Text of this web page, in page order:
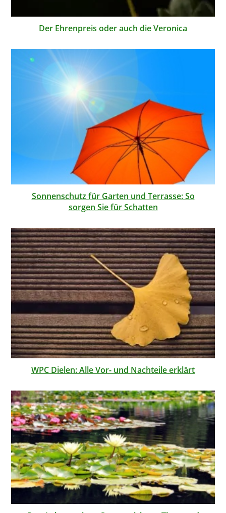
Der Ehrenpreis oder auch die Veronica
Sonnenschutz für Garten und Terrasse: So
sorgen Sie für Schatten
WPC Dielen: Alle Vor- und Nachteile erklärt